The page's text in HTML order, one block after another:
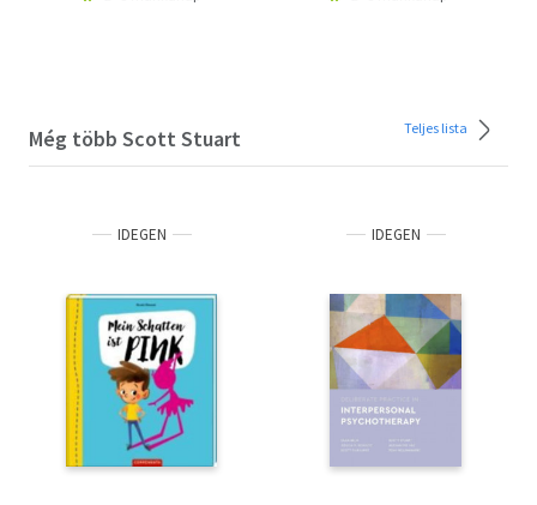
Még több Scott Stuart Teljes lista
IDEGEN IDEGEN